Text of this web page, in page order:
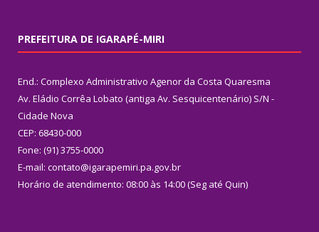
PREFEITURA DE IGARAPÉ-MIRI
End.: Complexo Administrativo Agenor da Costa Quaresma
Av. Eládio Corrêa Lobato (antiga Av. Sesquicentenário) S/N -
Cidade Nova
CEP: 68430-000
Fone: (91) 3755-0000
E-mail: contato@igarapemiri.pa.gov.br
Horário de atendimento: 08:00 às 14:00 (Seg até Quin)